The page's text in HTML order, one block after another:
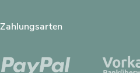
Zahlungsarten